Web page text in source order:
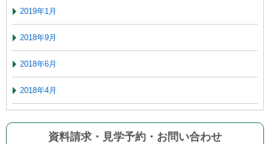
2019年1月
2018年9月
2018年6月
2018年4月
資料請求・見学予約 ・ お問い合わせ